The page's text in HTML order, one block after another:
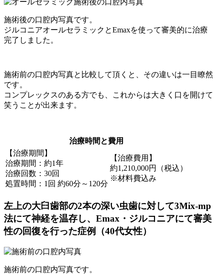
施術後の口腔内写真です。
ジルコニアオールセラミックとEmaxを使って審美的に治療
完了しました。
施術前の口腔内写真と比較して頂くと、その違いは一目瞭然
です。
コンプレックスのある方でも、これからは大きく口を開けて
笑うことが出来ます。
治療時間と費用
【治療期間】
治療期間：約1年
治療回数：30回
処置時間：1回 約60分～120分
【治療費用】
約1,210,000円（税込）
※材料費込み
左上の大臼歯部の2本の深い虫歯に対して3Mix-mp
法にて神経を温存し、Emax・ジルコニアにて審美
性の回復を行った症例（40代女性）
施術前の口腔内写真です。